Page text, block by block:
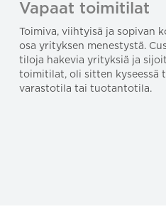
Vapaat toimitilat
Toimiva, viihtyisä ja sopivan
osa yrityksen menestystä.
tiloja hakevia yrityksiä ja
toimitilat, oli sitten kyseessä
varastotila tai tuotantotila.